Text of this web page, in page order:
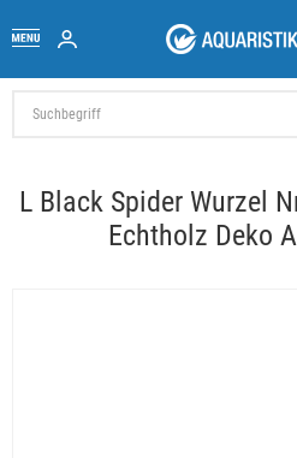
L Black Spider Wurzel
Echtholz Deko